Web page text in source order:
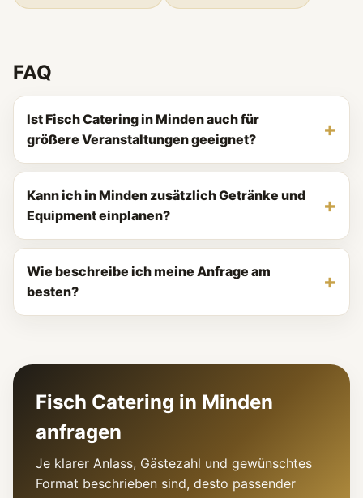
FAQ
Ist Fisch Catering in Minden auch für
größere Veranstaltungen geeignet?
Kann ich in Minden zusätzlich Getränke und
Equipment einplanen?
Wie beschreibe ich meine Anfrage am
besten?
Fisch Catering in Minden
anfragen
Je klarer Anlass, Gästezahl und gewünschtes
Format beschrieben sind, desto passender